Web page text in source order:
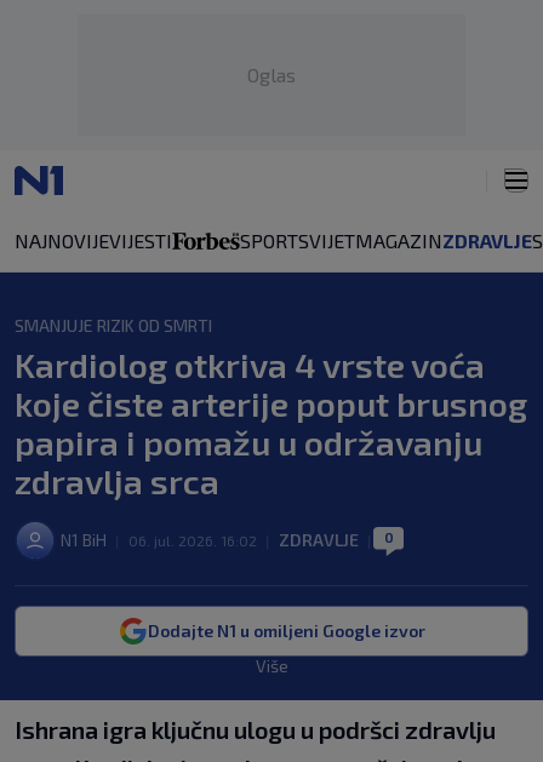
Oglas
NAJNOVIJEVIJESTI SPORTSVIJETMAGAZINZDRAVLJE
SMANJUJE RIZIK OD SMRTI
Kardiolog otkriva 4 vrste voća
koje čiste arterije poput brusnog
papira i pomažu u održavanju
zdravlja srca
N1 BiH 06. jul. 2026. 16:02 ZDRAVLJE 0
Dodajte N1 u omiljeni Google izvor
Više
Ishrana igra ključnu ulogu u podršci zdravlju